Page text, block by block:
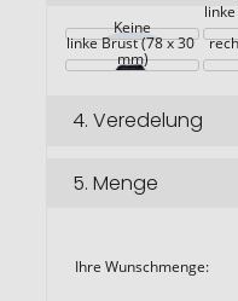
Keine
linke Brust (78 x 30
mm)
4. Veredelung
5. Menge
Ihre Wunschmenge: